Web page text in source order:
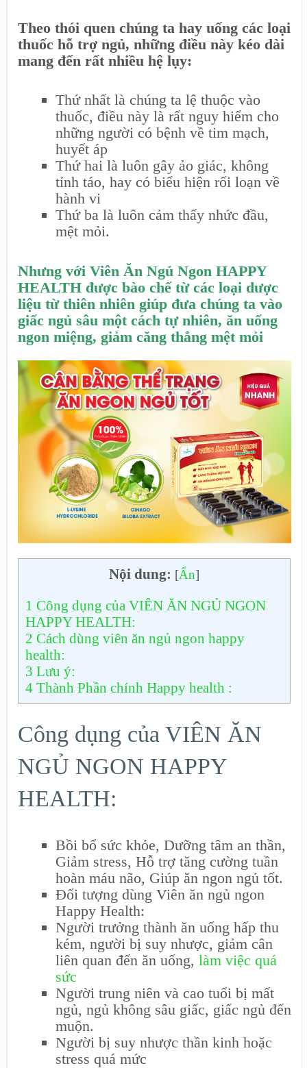
Theo thói quen chúng ta hay uống các loại
thuốc hỗ trợ ngủ, những điều này kéo dài
mang đến rất nhiều hệ lụy:
Thứ nhất là chúng ta lệ thuộc vào
thuốc, điều này là rất nguy hiểm cho
những người có bệnh về tim mạch,
huyết áp
Thứ hai là luôn gây ảo giác, không
tỉnh táo, hay có biểu hiện rối loạn về
hành vi
Thứ ba là luôn cảm thấy nhức đầu,
mệt mỏi.
Nhưng với Viên Ăn Ngủ Ngon HAPPY
HEALTH được bào chế từ các loại dược
liệu từ thiên nhiên giúp đưa chúng ta vào
giấc ngủ sâu một cách tự nhiên, ăn uống
ngon miệng, giảm căng thẳng mệt mỏi
Nội dung: [Ẩn]
1 Công dụng của VIÊN ĂN NGỦ NGON
HAPPY HEALTH:
2 Cách dùng viên ăn ngủ ngon happy
health:
3 Lưu ý:
4 Thành Phần chính Happy health :
Công dụng của VIÊN ĂN
NGỦ NGON HAPPY
HEALTH:
Bồi bổ sức khỏe, Dưỡng tâm an thần,
Giảm stress, Hỗ trợ tăng cường tuần
hoàn máu não, Giúp ăn ngon ngủ tốt.
Đối tượng dùng Viên ăn ngủ ngon
Happy Health:
Người trưởng thành ăn uống hấp thu
kém, người bị suy nhược, giảm cân
liên quan đến ăn uống, làm việc quá
sức
Người trung niên và cao tuổi bị mất
ngủ, ngủ không sâu giấc, giấc ngủ đến
muộn.
Người bị suy nhược thần kinh hoặc
stress quá mức